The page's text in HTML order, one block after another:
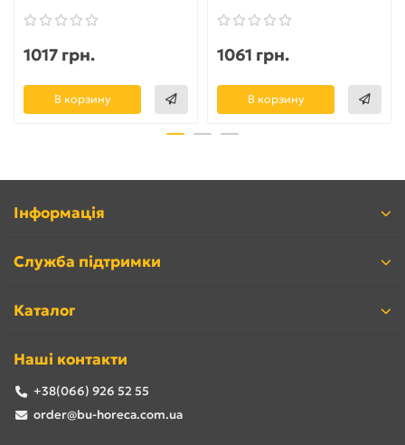
1017 грн.
В корзину
1061 грн.
В корзину
Інформація
Служба підтримки
Каталог
Наші контакти
+38(066) 926 52 55
order@bu-horeca.com.ua